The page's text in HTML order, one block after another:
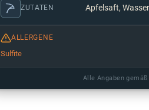
ZUTATEN Apfelsaft,
ALLERGENE
Sulfite
Alle Angaben